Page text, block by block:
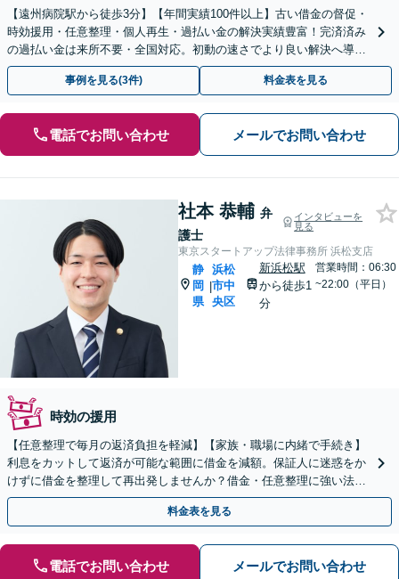
【遠州病院駅から徒歩3分】【年間実績100件以上】古い借金の督促・
時効援用・任意整理・個人再生・過払い金の解決実績豊富！完済済み
の過払い金は来所不要・全国対応。初動の速さでより良い解決へ導き
ます。【初回相談無料】【お電話・オンライン相談可】
事例を見る(3件) 料金表を見る
電話でお問い合わせ メールでお問い合わせ
社本 恭輔 弁
護士
インタビューを
見る
東京スタートアップ法律事務所 浜松支店
静
岡
県
|
浜松
市中
央区
新浜松駅
から徒歩1
分
営業時間：06:30
~22:00（平日）
時効の援用
【任意整理で毎月の返済負担を軽減】【家族・職場に内緒で手続き】
利息をカットして返済が可能な範囲に借金を減額。保証人に迷惑をか
けずに借金を整理して再出発しませんか？借金・任意整理に強い法律
事務所【実績5,000件以上】【財産を残して借金整理】
料金表を見る
電話でお問い合わせ メールでお問い合わせ